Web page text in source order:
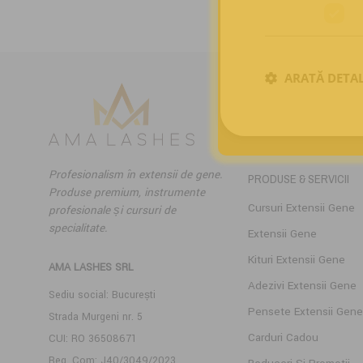
Profesionalism în extensii de gene.
Produse premium, instrumente
profesionale și cursuri de
specialitate.
AMA LASHES SRL
Sediu social: București
Strada Murgeni nr. 5
CUI: RO 36508671
PRODUSE & SERVICII
Cursuri Extensii Gene
Extensii Gene
Kituri Extensii Gene
Adezivi Extensii Gene
Pensete Extensii Gene
Carduri Cadou
ARATĂ